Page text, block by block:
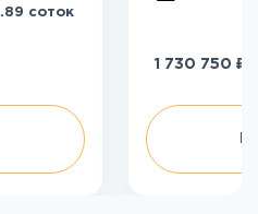
соток
1 730 750 ₽